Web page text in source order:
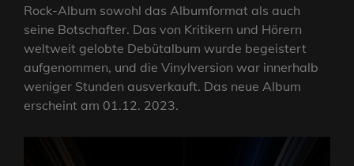
Rock-Album sowohl das Albumformat als auch
seine Botschafter. Das von Kritikern und Hörern
weltweit gelobte Debütalbum wurde begeistert
aufgenommen, und die Vinylversion war innerhalb
weniger Stunden ausverkauft. Das neue Album
erscheint am 01.12. 2023.